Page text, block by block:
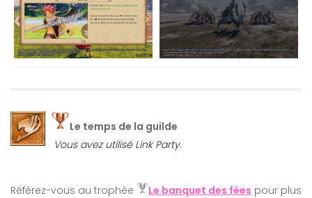
Le temps de la guilde
Vous avez utilisé Link Party.
Référez-vous au trophée Le banquet des fées pour plus